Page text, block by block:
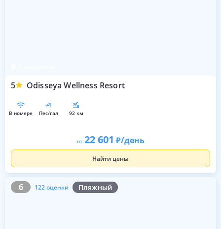
5 Odisseya Wellness Resort
в номере пес/гал 92 км
от 22 601 /день
Найти цены
6 122 оценки Пляжный
6 122 оценки